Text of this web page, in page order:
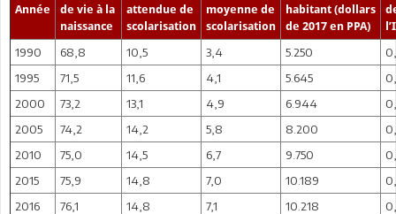
Année
de vie à la
naissance
attendue de
scolarisation
moyenne de
scolarisation
habitant (dollars
de 2017 en PPA)
1990 68,8 10,5 3,4 5.250
1995
71,5 11,6 4,1 5.645
2000
73,2 13,1 4,9 6.944
2005
74,2 14,2 5,8 8.200
2010
75,0 14,5 6,7 9.750
2015
75,9 14,8 7,0 10.189
2016
76,1 14,8 7,1 10.218